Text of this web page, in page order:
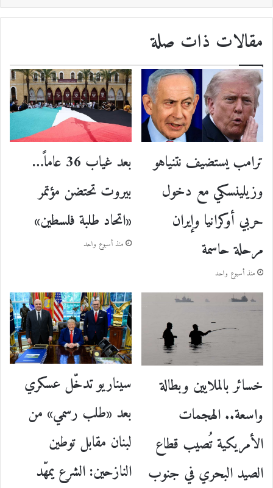
مقالات ذات صلة
ترامب يستضيف نتنياهو
وزيلينسكي مع دخول
حربي أوكرانيا وإيران
مرحلة حاسمة
منذ أسبوع واحد
بعد غياب 36 عاماً…
بيروت تحتضن مؤتمر
«اتحاد طلبة فلسطين»
منذ أسبوع واحد
خسائر بالملايين وبطالة
واسعة.. الهجمات
الأمريكية تُصيب قطاع
الصيد البحري في جنوب
سيناريو تدخّل عسكري
بعد «طلب رسمي» من
لبنان مقابل توطين
النازحين: الشرع يمهّد